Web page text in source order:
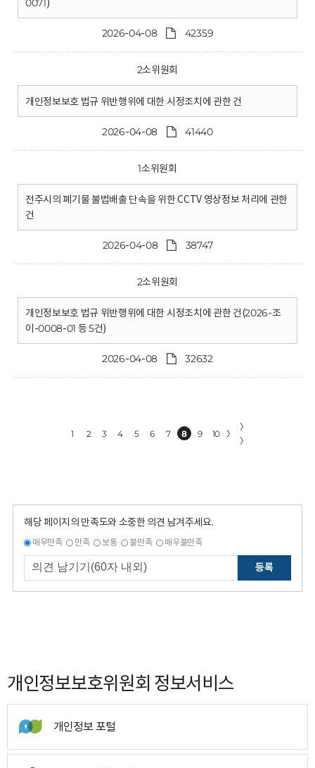
0071)
2026-04-08 42359
2소위원회
개인정보보호 법규 위반행위에 대한 시정조치에 관한 건
2026-04-08 41440
1소위원회
전주시의 폐기물 불법배출 단속을 위한 CCTV 영상정보 처리에 관한
건
2026-04-08 38747
2소위원회
개인정보보호 법규 위반행위에 대한 시정조치에 관한 건(2026-조
이-0008-01 등 5건)
2026-04-08 32632
1 2 3 4 5 6 7 8 9 10 〉
〉
〉
해당 페이지의 만족도와 소중한 의견 남겨주세요.
매우만족 만족 보통 불만족 매우불만족
등록
개인정보보호위원회 정보서비스
개인정보 포털